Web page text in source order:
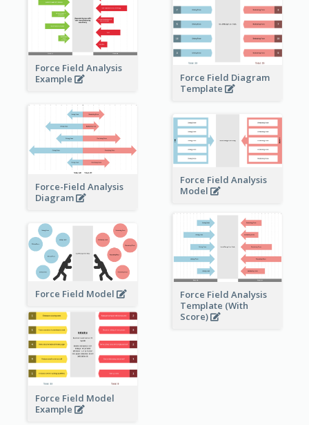
Force Field Analysis
Example
Force Field Diagram
Template
Force-Field Analysis
Diagram
Force Field Analysis
Model
Force Field Analysis
Template (With
Score)
Force Field Model
Force Field Model
Example